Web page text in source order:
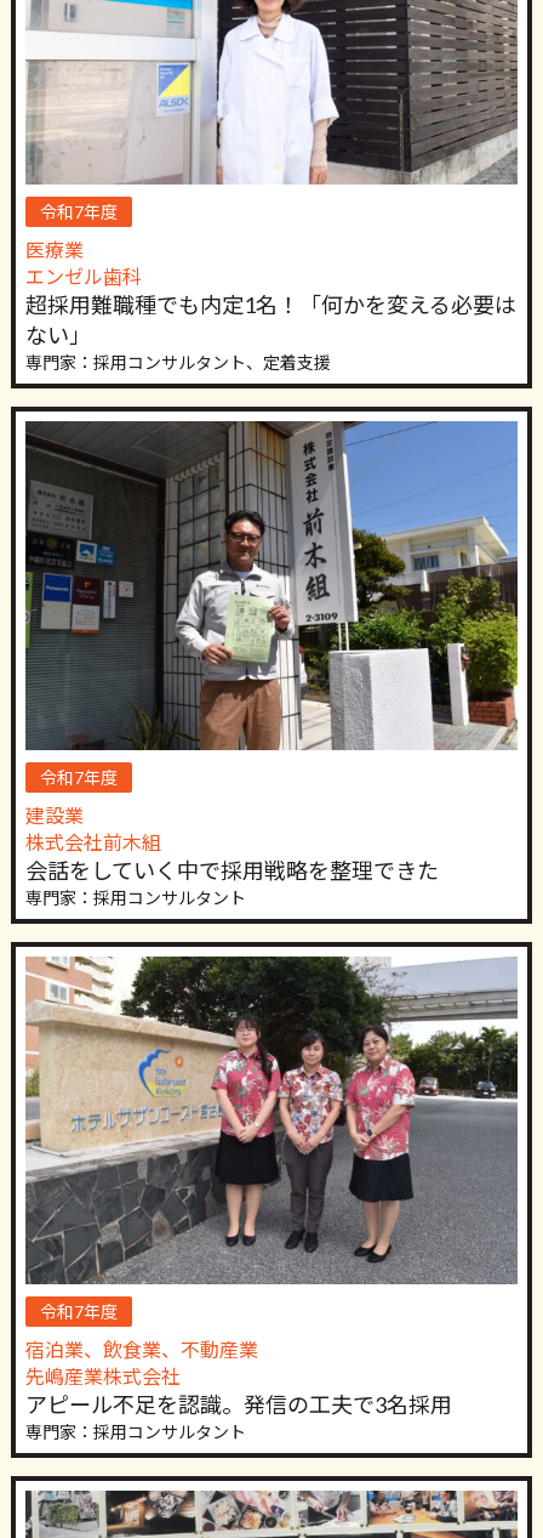
令和7年度
医療業
エンゼル歯科
超採用難職種でも内定1名！「何かを変える必要は
ない」
専門家：採用コンサルタント、定着支援
令和7年度
建設業
株式会社前木組
会話をしていく中で採用戦略を整理できた
専門家：採用コンサルタント
令和7年度
宿泊業、飲食業、不動産業
先嶋産業株式会社
アピール不足を認識。発信の工夫で3名採用
専門家：採用コンサルタント